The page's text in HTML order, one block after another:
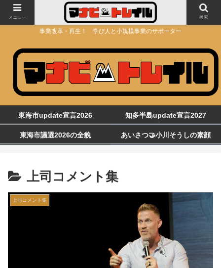
事業改革・再生！ 学び人と小規模事業のサポーター
東海市update宣言2026 知多半島update宣言2027
東海市議選2026の全貌 あいさつ🤝小川そうしの素顔
上司コメント集
上司コメント集
メニュー 検索